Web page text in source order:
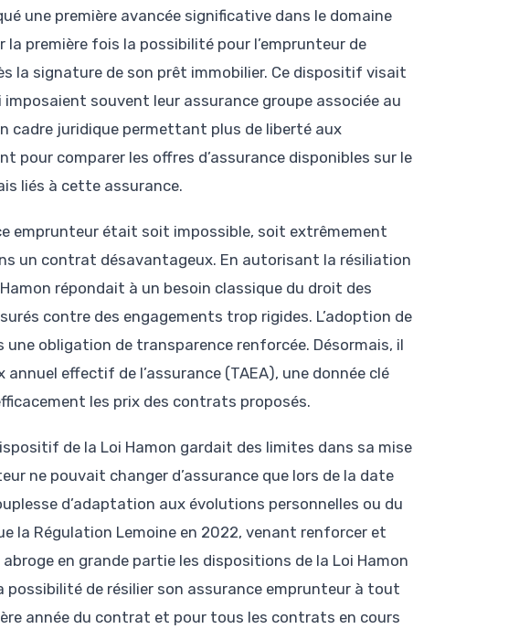
une première avancée significative dans le domaine
première fois la possibilité pour l’emprunteur de
la signature de son prêt immobilier. Ce dispositif visait
souvent leur assurance groupe associée au
cadre juridique permettant plus de liberté aux
pour comparer les offres d’assurance disponibles sur le
liés à cette assurance.
emprunteur était soit impossible, soit extrêmement
un contrat désavantageux. En autorisant la résiliation
répondait à un besoin classique du droit des
contre des engagements trop rigides. L’adoption de
obligation de transparence renforcée. Désormais, il
effectif de l’assurance (TAEA), une donnée clé
les prix des contrats proposés.
de la Loi Hamon gardait des limites dans sa mise
ne pouvait changer d’assurance que lors de la date
d’adaptation aux évolutions personnelles ou du
la Régulation Lemoine en 2022, venant renforcer et
en grande partie les dispositions de la Loi Hamon
possibilité de résilier son assurance emprunteur à tout
année du contrat et pour tous les contrats en cours